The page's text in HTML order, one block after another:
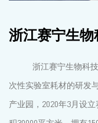
浙江赛宁生物
浙江赛宁生物科
次性实验室耗材的研发
产业园，2020年3月设